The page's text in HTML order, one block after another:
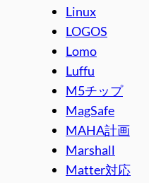
Linux
LOGOS
Lomo
Luffu
M5チップ
MagSafe
MAHA計画
Marshall
Matter対応